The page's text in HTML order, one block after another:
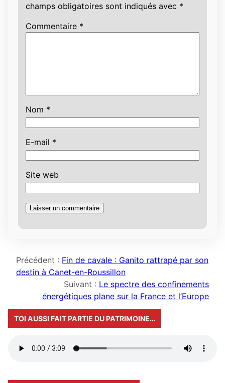
champs obligatoires sont indiqués avec *
Commentaire *
Nom *
E-mail *
Site web
Précédent : Fin de cavale : Ganito rattrapé par son
destin à Canet-en-Roussillon
Suivant : Le spectre des confinements
énergétiques plane sur la France et l’Europe
TOI AUSSI FAIT PARTIE DU PATRIMOINE…